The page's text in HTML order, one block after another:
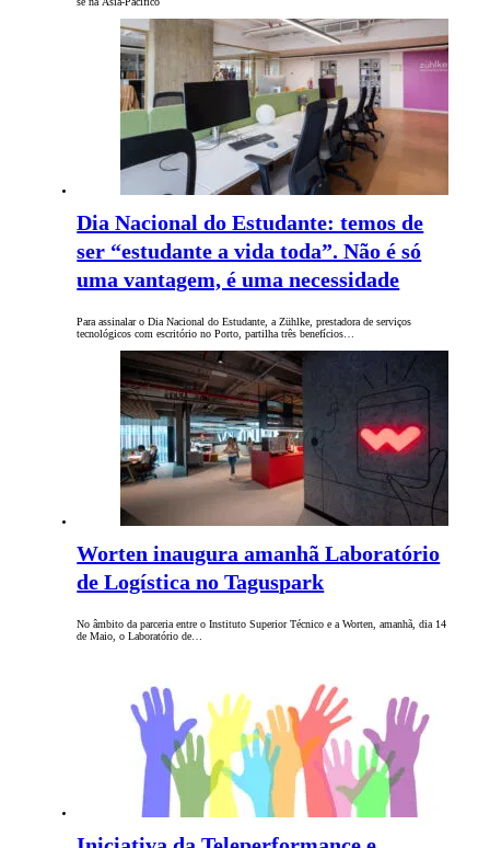
Dia Nacional do Estudante: temos de
ser “estudante a vida toda”. Não é só
uma vantagem, é uma necessidade
Para assinalar o Dia Nacional do Estudante, a Zühlke, prestadora de serviços
tecnológicos com escritório no Porto, partilha três benefícios…
Worten inaugura amanhã Laboratório
de Logística no Taguspark
No âmbito da parceria entre o Instituto Superior Técnico e a Worten, amanhã, dia 14
de Maio, o Laboratório de…